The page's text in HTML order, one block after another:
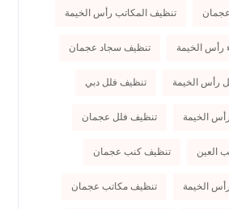
تنظيف المكاتب رأس الخيمة
رأس الخيمة تنظيف سجاد عجمان
رأس الخيمة تنظيف فلل دبي
الخيمة تنظيف فلل عجمان
العين تنظيف كنب عجمان
الخيمة تنظيف مكاتب عجمان